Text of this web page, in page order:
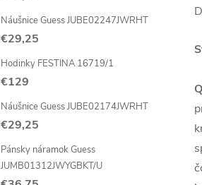
Náušnice Guess JUBE02247JWRHT
€29,25
Hodinky FESTINA 16719/1
€129
Náušnice Guess JUBE02174JWRHT
€29,25
Pánsky náramok Guess
JUMB01312JWYGBKT/U